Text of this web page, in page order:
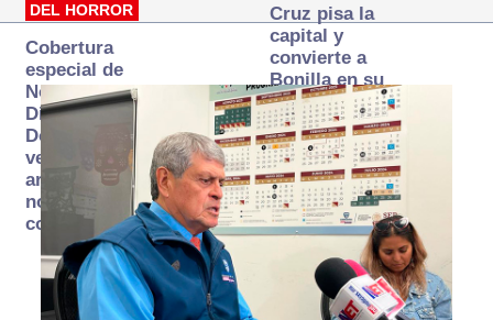
DEL HORROR
Cobertura
especial de
Norte
Digital:
Donde la
verdad
arde… pero
no se
consume
Cruz pisa la
capital y
convierte a
Bonilla en su
primer blanco